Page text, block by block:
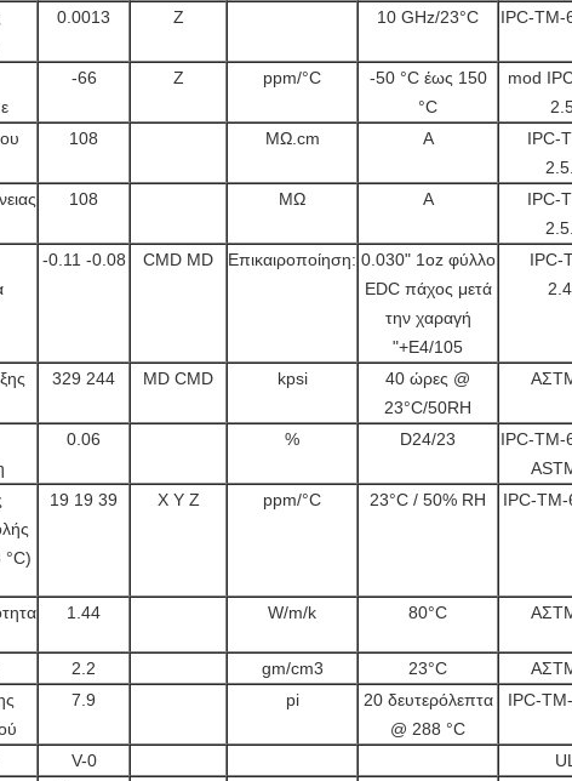
0.0013 Z 10 GHz/23°C IPC-TM-
-66 Z ppm/°C
-50 °C έως 150
°C
mod
108 MΩ.cm Α
IPC-
108 MΩ Α
IPC-
-0.11 -0.08 CMD MD Επικαιροποίηση: 0.030" 1oz φύλλο
EDC πάχος μετά
την χαραγή
"+E4/105
IPC-
329 244 MD CMD kpsi
40 ώρες @
23°C/50RH
0.06 % D24/23
IPC-TM-
°C)
19 19 39 X Y Z ppm/°C 23°C / 50% RH IPC-
1.44 W/m/k 80°C
2.2 gm/cm3 23°C
7.9 pi
20 δευτερόλεπτα
@ 288 °C
IPC-
V-0